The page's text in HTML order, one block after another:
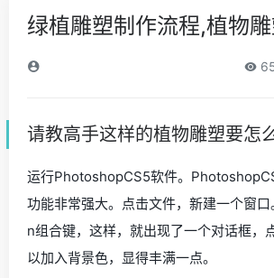
绿植雕塑制作流程,植物
请教高手这样的植物雕塑要怎
运行PhotoshopCS5软件。
功能非常强大。点击文件，新建一个窗
n组合键，这样，就出现了一个对话框，
以加入背景色，显得丰满一点。